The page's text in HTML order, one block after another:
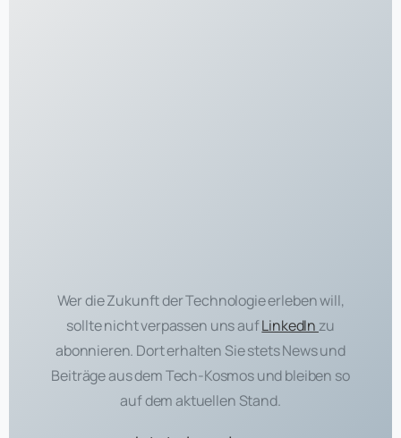
Wer die Zukunft der Technologie erleben will,
sollte nicht verpassen uns aufLinkedInzu
abonnieren. Dort erhalten Sie stets News und
Beiträge aus dem Tech-Kosmos und bleiben so
auf dem aktuellen Stand.